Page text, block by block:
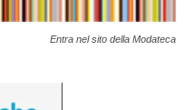
Entra nel sito della Modateca